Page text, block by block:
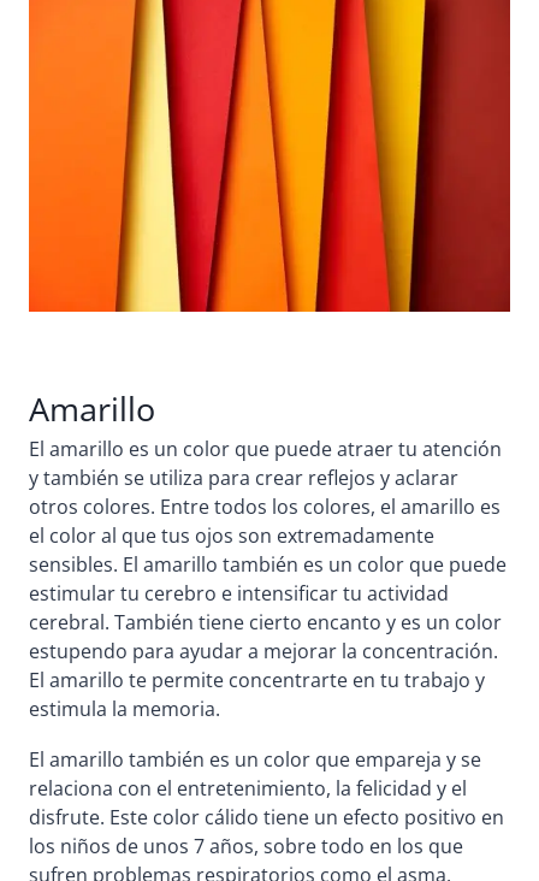
Amarillo
El amarillo es un color que puede atraer tu atención
y también se utiliza para crear reflejos y aclarar
otros colores. Entre todos los colores, el amarillo es
el color al que tus ojos son extremadamente
sensibles. El amarillo también es un color que puede
estimular tu cerebro e intensificar tu actividad
cerebral. También tiene cierto encanto y es un color
estupendo para ayudar a mejorar la concentración.
El amarillo te permite concentrarte en tu trabajo y
estimula la memoria.
El amarillo también es un color que empareja y se
relaciona con el entretenimiento, la felicidad y el
disfrute. Este color cálido tiene un efecto positivo en
los niños de unos 7 años, sobre todo en los que
sufren problemas respiratorios como el asma.